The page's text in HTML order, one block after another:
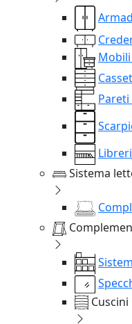
Sistema
Cuscini